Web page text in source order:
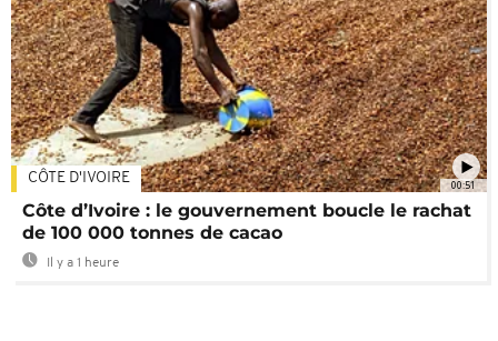
00:51
CÔTE D'IVOIRE
Côte d’Ivoire : le gouvernement boucle le rachat
de 100 000 tonnes de cacao
Il y a 1 heure